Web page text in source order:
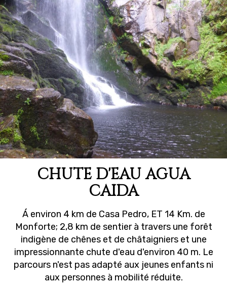
CHUTE D'EAU AGUA
CAIDA
Á environ 4 km de Casa Pedro, ET 14 Km. de
Monforte; 2,8 km de sentier à travers une forêt
indigène de chênes et de châtaigniers et une
impressionnante chute d'eau d'environ 40 m. Le
parcours n'est pas adapté aux jeunes enfants ni
aux personnes à mobilité réduite.